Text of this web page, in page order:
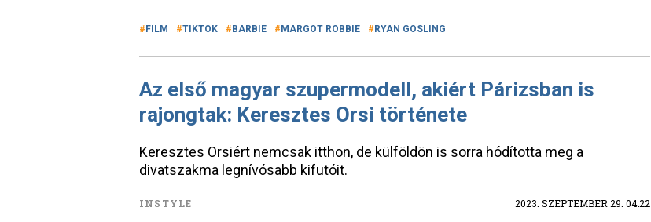
FILM TIKTOK BARBIE MARGOT ROBBIE RYAN GOSLING
Az első magyar szupermodell, akiért Párizsban is
rajongtak: Keresztes Orsi története
Keresztes Orsiért nemcsak itthon, de külföldön is sorra hódította meg a
divatszakma legnívósabb kifutóit.
INSTYLE 2023. SZEPTEMBER 29. 04:22